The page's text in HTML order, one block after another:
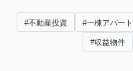
#不動産投資 #一棟アパート
#収益物件